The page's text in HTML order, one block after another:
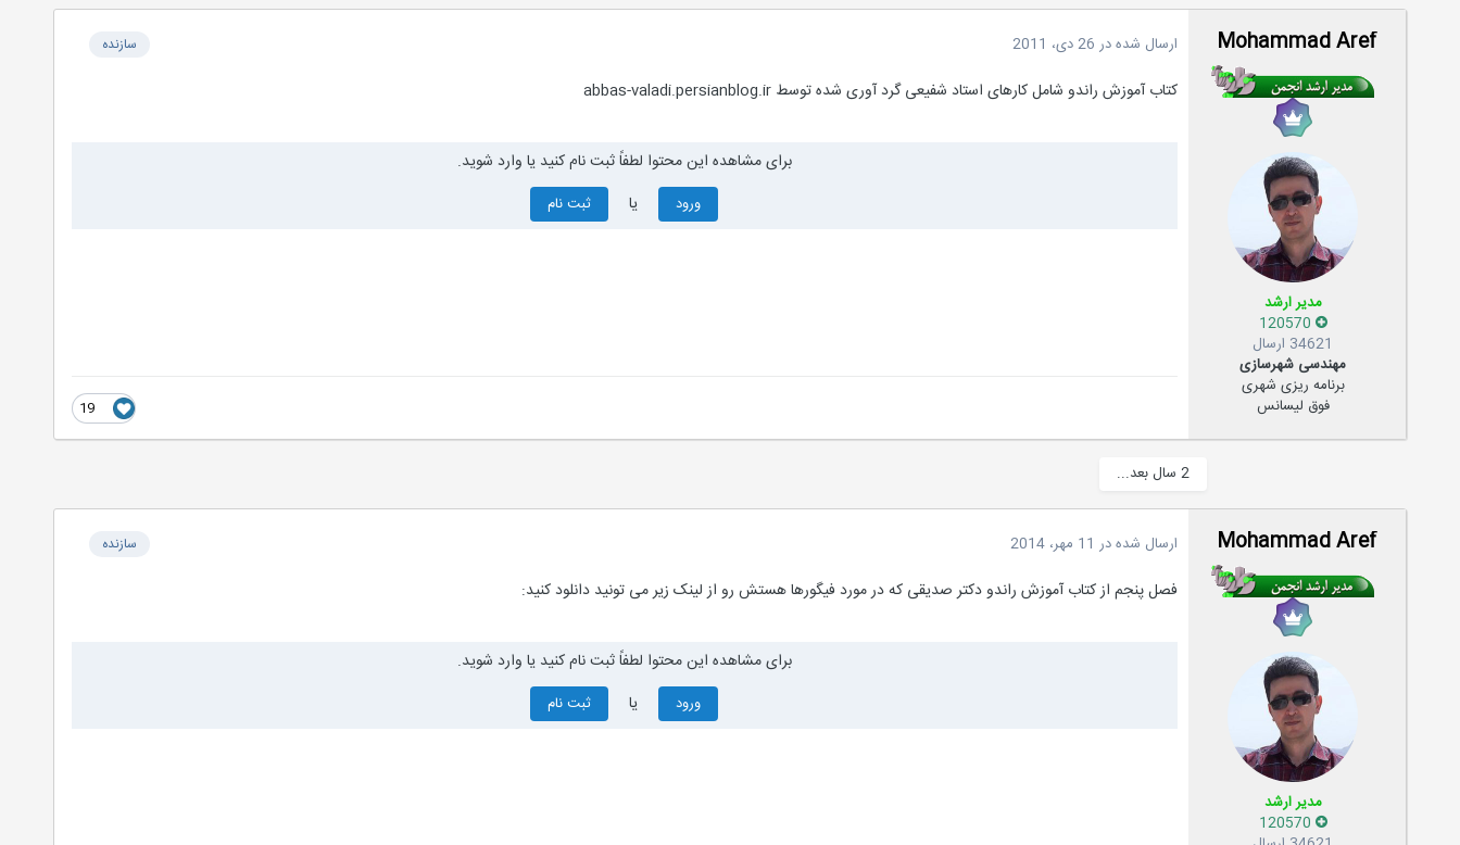
Mohammad Aref
مدیر ارشد
34621 ارسال
مهندسی شهرسازی
برنامه ریزی شهری
فوق لیسانس
سازنده ارسال شده در 26 دی، 2011
کتاب آموزش راندو شامل کارهای استاد شفیعی گرد آوری شده توسط abbas-valadi.persianblog.ir
برای مشاهده این محتوا لطفاً ثبت نام کنید یا وارد شوید.
ورود یا ثبت نام
19
2 سال بعد...
Mohammad Aref
مدیر ارشد
سازنده ارسال شده در 11 مهر، 2014
فصل پنجم از کتاب آموزش راندو دکتر صدیقی که در مورد فیگورها هستش رو از لینک زیر می تونید دانلود کنید:
برای مشاهده این محتوا لطفاً ثبت نام کنید یا وارد شوید.
ورود یا ثبت نام